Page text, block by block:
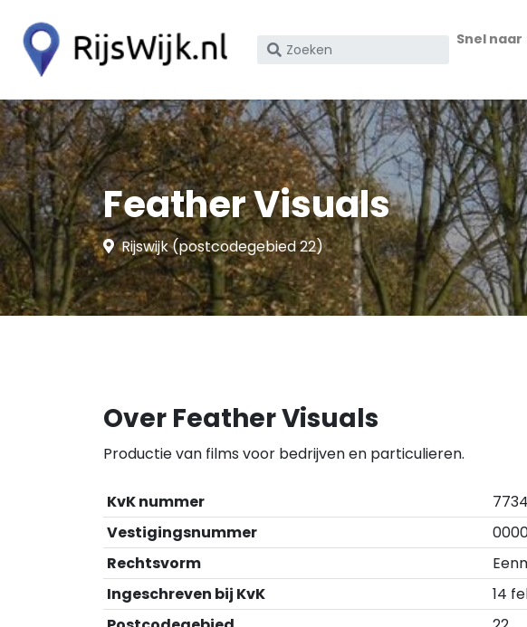
Zoek
of
KvK
nummer
Snel naar
Feather Visuals
Rijswijk (postcodegebied 22)
Over Feather Visuals
Productie van films voor bedrijven en particulieren.
KvK nummer
Vestigingsnummer
Rechtsvorm
Ingeschreven bij KvK
14